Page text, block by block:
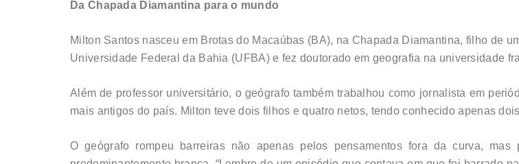
Da Chapada Diamantina para o mundo
Milton Santos nasceu em Brotas do Macaúbas (BA), na Chapada Diamantina, filho de
Universidade Federal da Bahia (UFBA) e fez doutorado em geografia na universidade
Além de professor universitário, o geógrafo também trabalhou como jornalista em
mais antigos do país. Milton teve dois filhos e quatro netos, tendo conhecido apenas
O geógrafo rompeu barreiras não apenas pelos pensamentos fora da curva,